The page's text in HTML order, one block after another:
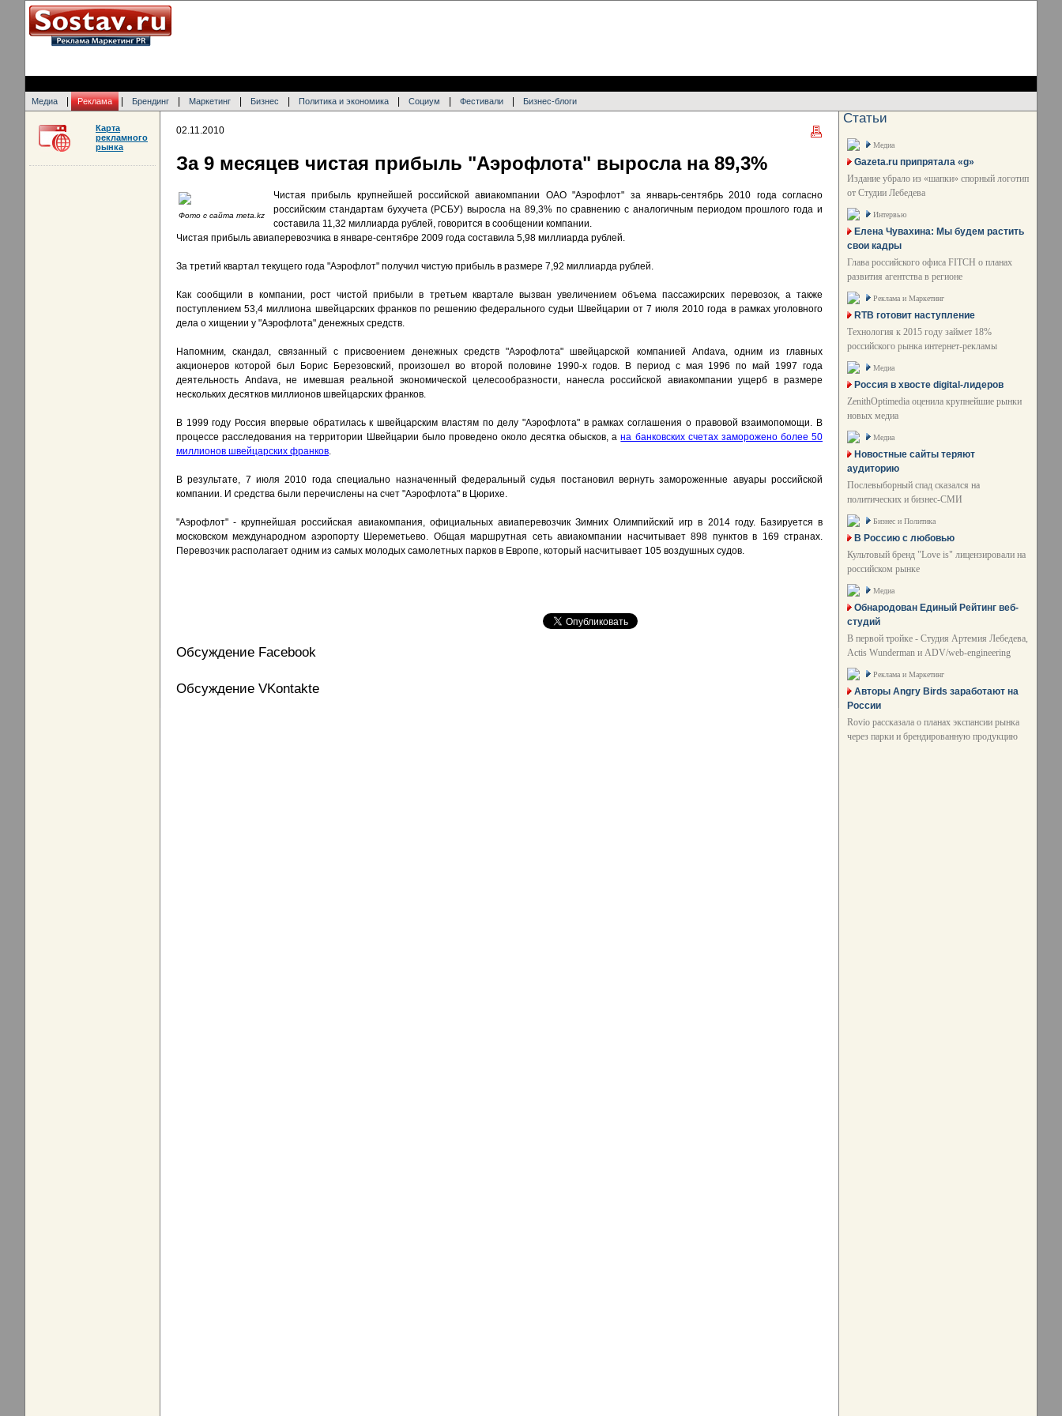
Медиа Реклама Брендинг Маркетинг Бизнес Политика и экономика Социум Фестивали Бизнес-блоги
02.11.2010
За 9 месяцев чистая прибыль "Аэрофлота" выросла на 89,3%
Фото с сайта meta.kz
Чистая прибыль крупнейшей российской авиакомпании ОАО "Аэрофлот" за январь-сентябрь 2010 года согласно
российским стандартам бухучета (РСБУ) выросла на 89,3% по сравнению с аналогичным периодом прошлого года и
составила 11,32 миллиарда рублей, говорится в сообщении компании.
Чистая прибыль авиаперевозчика в январе-сентябре 2009 года составила 5,98 миллиарда рублей.
За третий квартал текущего года "Аэрофлот" получил чистую прибыль в размере 7,92 миллиарда рублей.
Как сообщили в компании, рост чистой прибыли в третьем квартале вызван увеличением объема пассажирских перевозок, а также
поступлением 53,4 миллиона швейцарских франков по решению федерального судьи Швейцарии от 7 июля 2010 года в рамках уголовного
дела о хищении у "Аэрофлота" денежных средств.
Напомним, скандал, связанный с присвоением денежных средств "Аэрофлота" швейцарской компанией Andava, одним из главных
акционеров которой был Борис Березовский, произошел во второй половине 1990-х годов. В период с мая 1996 по май 1997 года
деятельность Andava, не имевшая реальной экономической целесообразности, нанесла российской авиакомпании ущерб в размере
нескольких десятков миллионов швейцарских франков.
В 1999 году Россия впервые обратилась к швейцарским властям по делу "Аэрофлота" в рамках соглашения о правовой взаимопомощи. В
процессе расследования на территории Швейцарии было проведено около десятка обысков, ана банковских счетах заморожено более 50
миллионов швейцарских франков.
В результате, 7 июля 2010 года специально назначенный федеральный судья постановил вернуть замороженные авуары российской
компании. И средства были перечислены на счет "Аэрофлота" в Цюрихе.
"Аэрофлот" - крупнейшая российская авиакомпания, официальных авиаперевозчик Зимних Олимпийский игр в 2014 году. Базируется в
московском международном аэропорту Шереметьево. Общая маршрутная сеть авиакомпании насчитывает 898 пунктов в 169 странах.
Перевозчик располагает одним из самых молодых самолетных парков в Европе, который насчитывает 105 воздушных судов.
Обсуждение Facebook
Обсуждение VKontakte
Карта
рекламного
рынка
Статьи
Медиа
Gazeta.ru припрятала «g»
Издание убрало из «шапки» спорный логотип
от Студии Лебедева
Интервью
Елена Чувахина: Мы будем растить
свои кадры
Глава российского офиса FITCH о планах
развития агентства в регионе
Реклама и Маркетинг
RTB готовит наступление
Технология к 2015 году займет 18%
российского рынка интернет-рекламы
Медиа
Россия в хвосте digital-лидеров
ZenithOptimedia оценила крупнейшие рынки
новых медиа
Медиа
Новостные сайты теряют
аудиторию
Послевыборный спад сказался на
политических и бизнес-СМИ
Бизнес и Политика
В Россию с любовью
Культовый бренд "Love is" лицензировали на
российском рынке
Медиа
Обнародован Единый Рейтинг веб-
студий
В первой тройке - Студия Артемия Лебедева,
Actis Wunderman и ADV/web-engineering
Реклама и Маркетинг
Авторы Angry Birds заработают на
России
Rovio рассказала о планах экспансии рынка
через парки и брендированную продукцию